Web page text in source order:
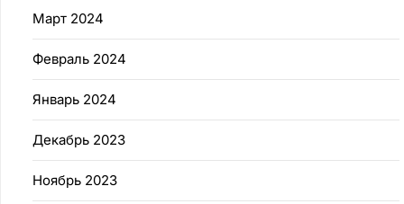
Март 2024
Февраль 2024
Январь 2024
Декабрь 2023
Ноябрь 2023